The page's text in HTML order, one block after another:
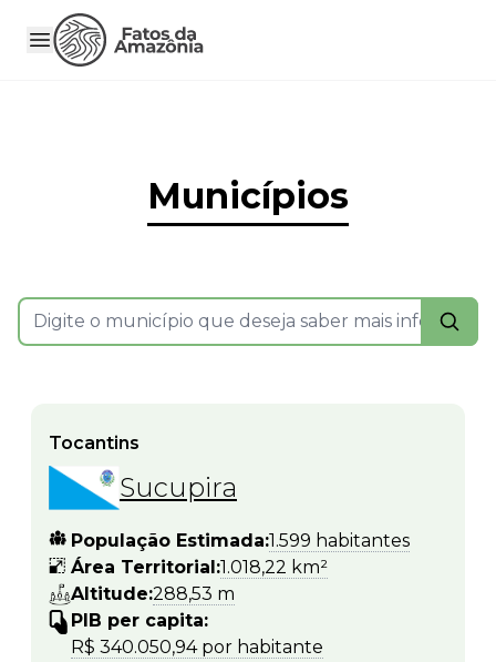
Municípios
Tocantins
Sucupira
População Estimada:1.599 habitantes
Área Territorial:1.018,22 km²
Altitude:288,53 m
PIB per capita:
R$ 340.050,94 por habitante